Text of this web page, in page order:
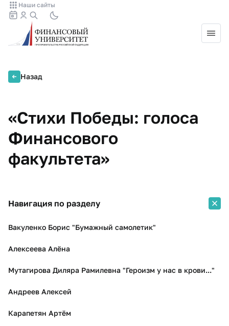
Наши сайты
Назад
«Стихи Победы: голоса
Финансового
факультета»
Навигация по разделу
Вакуленко Борис "Бумажный самолетик"
Алексеева Алёна
Мутагирова Диляра Рамилевна "Героизм у нас в крови..."
Андреев Алексей
Карапетян Артём